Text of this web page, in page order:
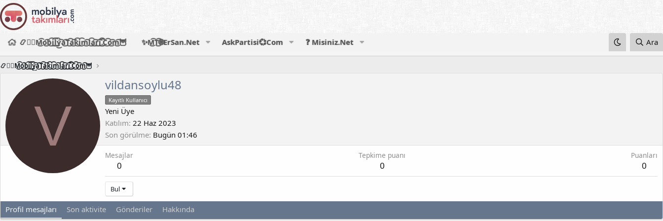
📿🧙‍♂️M͜͡o͜͡b͜͡i͜͡l͜͡y͜͡a͜͡T͜͡a͜͡k͜͡i͜͡m͜͡l͜͡a͜͡r͜͡i͜͡.͜͡C͜͡o͜͡m͜͡🦉 ✨M͜͡T͜͡🌐ErSan.Net AskPartisi💞Com ❓ Misiniz.Net Ara
📿🧙‍♂️M͜͡o͜͡b͜͡i͜͡l͜͡y͜͡a͜͡T͜͡a͜͡k͜͡i͜͡m͜͡l͜͡a͜͡r͜͡i͜͡.͜͡C͜͡o͜͡m͜͡🦉
V
vildansoylu48
Kayıtlı Kullanıcı
Yeni Üye
Katılım 22 Haz 2023
Son görülme Bugün 01:46
Mesajlar
0
Tepkime puanı
0
Puanları
0
Bul
Profil mesajları Son aktivite Gönderiler Hakkında